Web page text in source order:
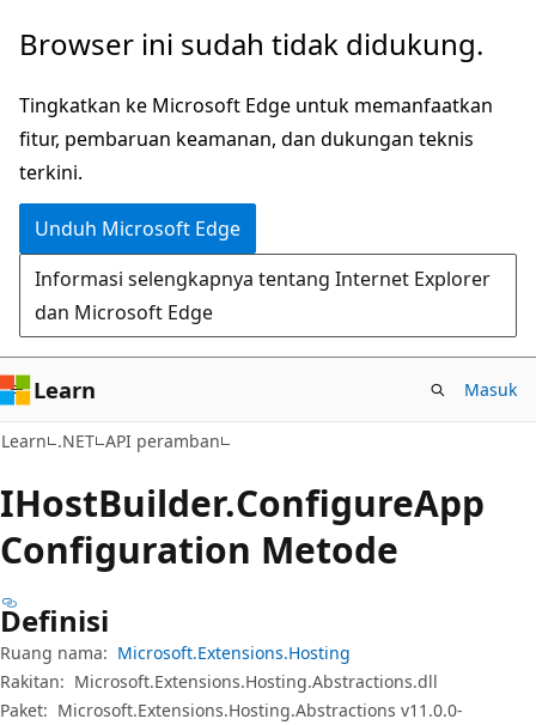
Lompati
konten
utama
Lewati
navigasi
dalam
halaman
Browser ini sudah tidak didukung.
Tingkatkan ke Microsoft Edge untuk memanfaatkan
fitur, pembaruan keamanan, dan dukungan teknis
terkini.
Unduh Microsoft Edge
Informasi selengkapnya tentang Internet Explorer
dan Microsoft Edge
Learn Masuk
Learn .NET API peramban
IHostBuilder.ConfigureApp
Configuration Metode
Definisi
Ruang nama: Microsoft.Extensions.Hosting
Rakitan: Microsoft.Extensions.Hosting.Abstractions.dll
Paket: Microsoft.Extensions.Hosting.Abstractions v11.0.0-